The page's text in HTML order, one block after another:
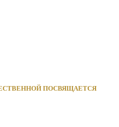
ПОСВЯЩАЕТСЯ